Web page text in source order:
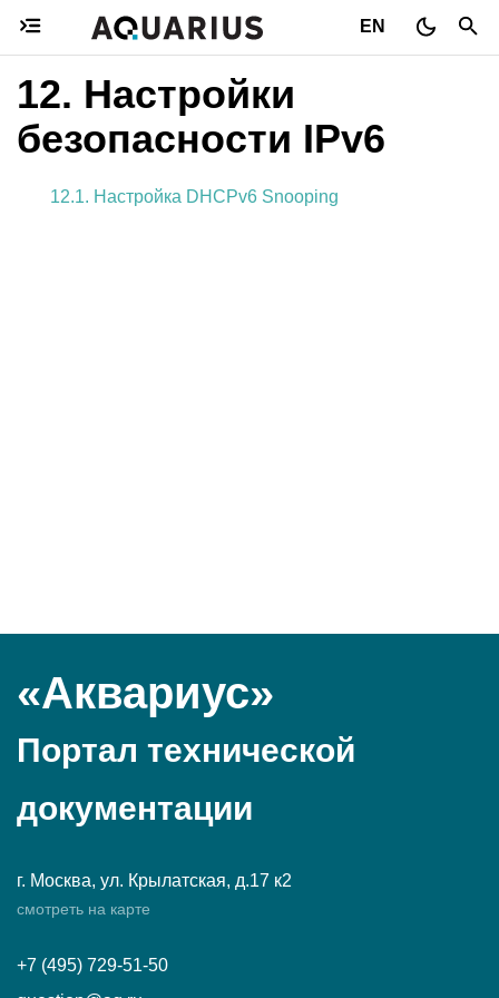
EN
12. Настройки
безопасности IPv6
12.1. Настройка DHCPv6 Snooping
«Аквариус»
Портал технической
документации
г. Москва, ул. Крылатская, д.17 к2
смотреть на карте
+7 (495) 729-51-50